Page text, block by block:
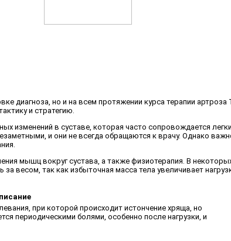
диагноза, но и на всем протяжении курса терапии
и стратегию.
изменений в суставе, которая часто сопровождается
и они не всегда обращаются к врачу. Однако
мышц вокруг сустава, а также физиотерапия. В
весом, так как избыточная масса тела увеличивает
при которой происходит истончение хряща, но
периодическими болями, особенно после нагрузки, и